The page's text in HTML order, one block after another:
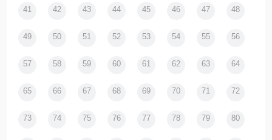
41 42 43 44 45 46 47 48
49 50 51 52 53 54 55 56
57 58 59 60 61 62 63 64
65 66 67 68 69 70 71 72
73 74 75 76 77 78 79 80